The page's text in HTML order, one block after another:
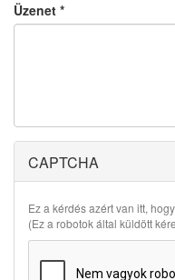
Üzenet *
CAPTCHA
Ez a kérdés azért van itt,
(Ez a robotok által küldött